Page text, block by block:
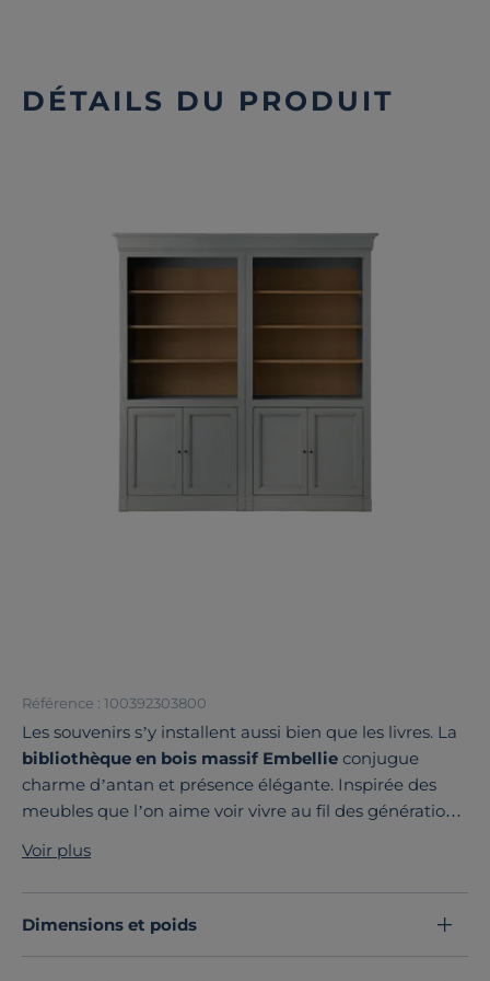
DÉTAILS DU PRODUIT
Référence : 100392303800
Les souvenirs s’y installent aussi bien que les livres. La
bibliothèque en bois massif Embellie conjugue
charme d’antan et présence élégante. Inspirée des
meubles que l’on aime voir vivre au fil des générations,
histoires racontées.
Sa silhouette classique est rehaussée parune corniche
et des moulures
, signatures d’un style traditionnel
Voir plus
Dimensions et poids